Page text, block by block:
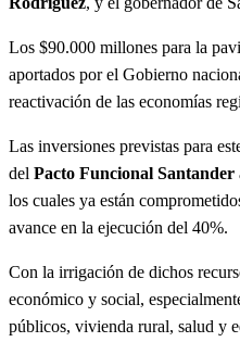
Los $90.000 millones para la
aportados por el Gobierno
reactivación de las economías
Las inversiones previstas para
del Pacto Funcional Santander
los cuales ya están
avance en la ejecución del 40%.
Con la irrigación de dichos
económico y social,
públicos, vivienda rural, salud y